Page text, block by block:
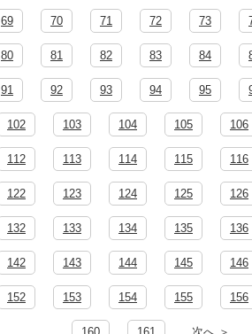
69 70 71 72 73
80 81 82 83 84
91 92 93 94 95
102 103 104 105 106
112 113 114 115 116
122 123 124 125 126
132 133 134 135 136
142 143 144 145 146
152 153 154 155 156